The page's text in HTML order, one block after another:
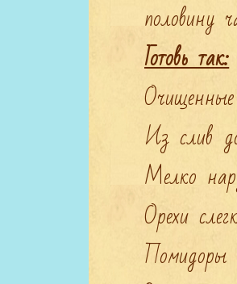
Готовь так:
Из слив
Мелко
Орехи
Помидоры